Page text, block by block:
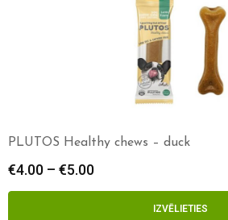
PLUTOS Healthy chews – duck
€4.00 – €5.00
IZVĒLIETIES